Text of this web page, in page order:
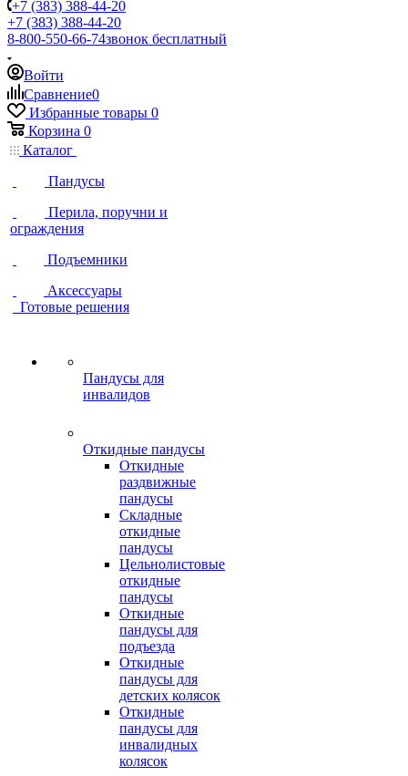
+7 (383) 388-44-20
+7 (383) 388-44-20
8-800-550-66-74звонок бесплатный
Войти
Сравнение0
Избранные товары 0
Корзина 0
Каталог
Пандусы
Перила, поручни и
ограждения
Подъемники
Аксессуары
Готовые решения
Пандусы для
инвалидов
Откидные пандусы
Откидные
раздвижные
пандусы
Складные
откидные
пандусы
Цельнолистовые
откидные
пандусы
Откидные
пандусы для
подъезда
Откидные
пандусы для
детских колясок
Откидные
пандусы для
инвалидных
колясок